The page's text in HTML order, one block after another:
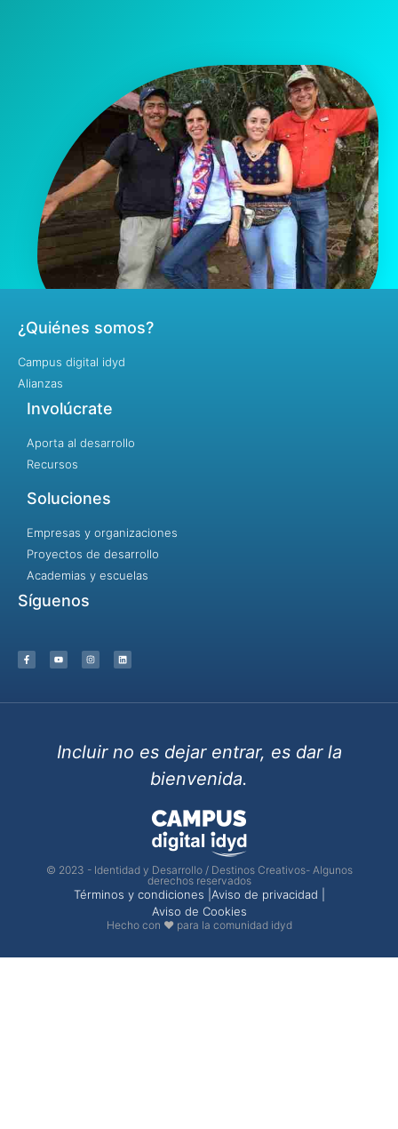
¿Quiénes somos?
Campus digital idyd
Alianzas
Involúcrate
Aporta al desarrollo
Recursos
Soluciones
Empresas y organizaciones
Proyectos de desarrollo
Academias y escuelas
Síguenos
Incluir no es dejar entrar, es dar la
bienvenida.
© 2023 - Identidad y Desarrollo / Destinos Creativos- Algunos
derechos reservados
Términos y condiciones | Aviso de privacidad |
Aviso de Cookies
Hecho con ❤ para la comunidad idyd